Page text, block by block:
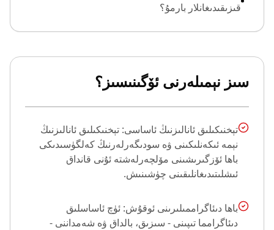
قىزىقىدىغانلار بارمۇ؟
سىز نېمىلەرنى ئۆگىنىسىز؟
تېخنىكىلىق ئانالىزنىڭ ئاساسى: تېخنىكىلىق ئانالىزنىڭ
نېمە ئىكەنلىكىنى ۋە سودىگەرلەرنىڭ كەلگۈسىدىكى
باھا ئۆزگىرىشىنى مۆلچەرلەشتە ئۇنى قانداق
ئىشلىتىدىغانلىقىنى چۈشىنىش.
باھا دىئاگراممىلىرىنى ئوقۇش: ئۈچ ئاساسلىق
دىئاگرامما تىپىنى - سىزىق، بالداق ۋە شەمداننى -